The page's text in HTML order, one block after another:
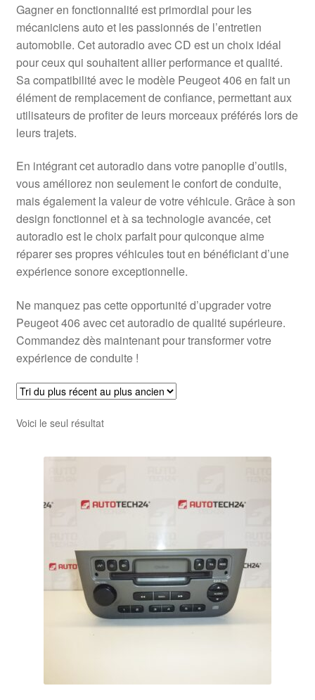
Politique de confidentialité
Procédure de Réclamation
Termes et conditions
Gagner en fonctionnalité est primordial pour les
mécaniciens auto et les passionnés de l’entretien
automobile. Cet autoradio avec CD est un choix idéal
pour ceux qui souhaitent allier performance et qualité.
Sa compatibilité avec le modèle Peugeot 406 en fait un
élément de remplacement de confiance, permettant aux
utilisateurs de profiter de leurs morceaux préférés lors de
leurs trajets.
En intégrant cet autoradio dans votre panoplie d’outils,
vous améliorez non seulement le confort de conduite,
mais également la valeur de votre véhicule. Grâce à son
design fonctionnel et à sa technologie avancée, cet
autoradio est le choix parfait pour quiconque aime
réparer ses propres véhicules tout en bénéficiant d’une
expérience sonore exceptionnelle.
Ne manquez pas cette opportunité d’upgrader votre
Peugeot 406 avec cet autoradio de qualité supérieure.
Commandez dès maintenant pour transformer votre
expérience de conduite !
Voici le seul résultat